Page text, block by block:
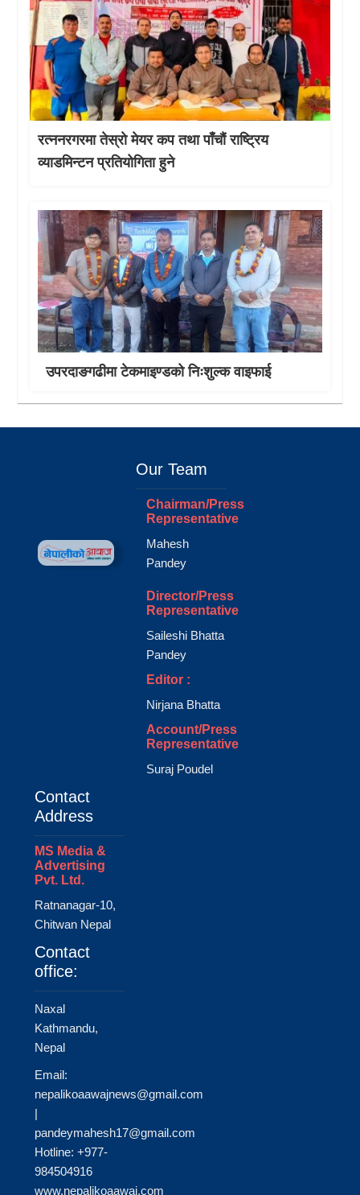
रत्ननरगरमा तेस्राे मेयर कप तथा पाँचौं राष्ट्रिय
व्याडमिन्टन प्रतियोगिता हुने
उपरदाङगढीमा टेकमाइण्डको निःशुल्क वाइफाई
Our Team
Chairman/Press
Representative
Mahesh
Pandey
Director/Press
Representative
Saileshi Bhatta
Pandey
Editor :
Nirjana Bhatta
Account/Press
Representative
Suraj Poudel
Contact
Address
MS Media &
Advertising
Pvt. Ltd.
Ratnanagar-10,
Chitwan Nepal
Contact
office:
Naxal
Kathmandu,
Nepal
Email:
nepalikoaawajnews@gmail.com
|
pandeymahesh17@gmail.com
Hotline: +977-
984504916
www.nepalikoaawaj.com